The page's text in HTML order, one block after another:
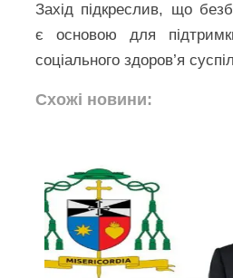
Захід підкреслив, що
є основою для
соціального здоров’я
Схожі новини: